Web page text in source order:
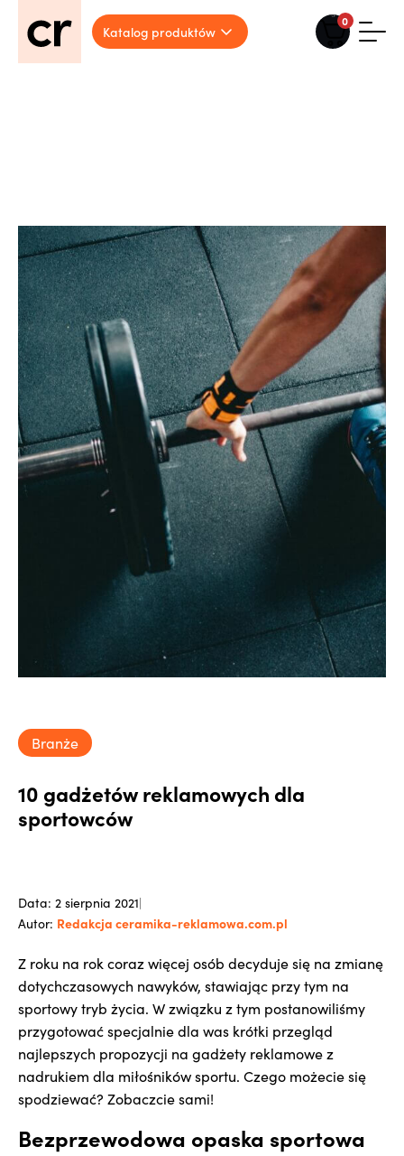
Katalog produktów
0
Branże
10 gadżetów reklamowych dla
sportowców
Data: 2 sierpnia 2021|
Autor: Redakcja ceramika-reklamowa.com.pl
Z roku na rok coraz więcej osób decyduje się na zmianę
dotychczasowych nawyków, stawiając przy tym na
sportowy tryb życia. W związku z tym postanowiliśmy
przygotować specjalnie dla was krótki przegląd
najlepszych propozycji na gadżety reklamowe z
nadrukiem dla miłośników sportu. Czego możecie się
spodziewać? Zobaczcie sami!
Bezprzewodowa opaska sportowa